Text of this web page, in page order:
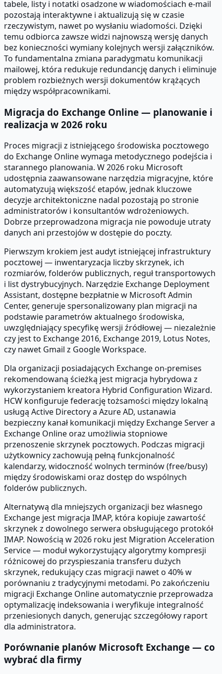
tabele, listy i notatki osadzone w wiadomościach e-mail
pozostają interaktywne i aktualizują się w czasie
rzeczywistym, nawet po wysłaniu wiadomości. Dzięki
temu odbiorca zawsze widzi najnowszą wersję danych
bez konieczności wymiany kolejnych wersji załączników.
To fundamentalna zmiana paradygmatu komunikacji
mailowej, która redukuje redundancję danych i eliminuje
problem rozbieżnych wersji dokumentów krążących
między współpracownikami.
Migracja do Exchange Online — planowanie i
realizacja w 2026 roku
Proces migracji z istniejącego środowiska pocztowego
do Exchange Online wymaga metodycznego podejścia i
starannego planowania. W 2026 roku Microsoft
udostępnia zaawansowane narzędzia migracyjne, które
automatyzują większość etapów, jednak kluczowe
decyzje architektoniczne nadal pozostają po stronie
administratorów i konsultantów wdrożeniowych.
Dobrze przeprowadzona migracja nie powoduje utraty
danych ani przestojów w dostępie do poczty.
Pierwszym krokiem jest audyt istniejącej infrastruktury
pocztowej — inwentaryzacja liczby skrzynek, ich
rozmiarów, folderów publicznych, reguł transportowych
i list dystrybucyjnych. Narzędzie Exchange Deployment
Assistant, dostępne bezpłatnie w Microsoft Admin
Center, generuje spersonalizowany plan migracji na
podstawie parametrów aktualnego środowiska,
uwzględniający specyfikę wersji źródłowej — niezależnie
czy jest to Exchange 2016, Exchange 2019, Lotus Notes,
czy nawet Gmail z Google Workspace.
Dla organizacji posiadających Exchange on-premises
rekomendowaną ścieżką jest migracja hybrydowa z
wykorzystaniem kreatora Hybrid Configuration Wizard.
HCW konfiguruje federację tożsamości między lokalną
usługą Active Directory a Azure AD, ustanawia
bezpieczny kanał komunikacji między Exchange Server a
Exchange Online oraz umożliwia stopniowe
przenoszenie skrzynek pocztowych. Podczas migracji
użytkownicy zachowują pełną funkcjonalność
kalendarzy, widoczność wolnych terminów (free/busy)
między środowiskami oraz dostęp do wspólnych
folderów publicznych.
Alternatywą dla mniejszych organizacji bez własnego
Exchange jest migracja IMAP, która kopiuje zawartość
skrzynek z dowolnego serwera obsługującego protokół
IMAP. Nowością w 2026 roku jest Migration Acceleration
Service — moduł wykorzystujący algorytmy kompresji
różnicowej do przyspieszania transferu dużych
skrzynek, redukujący czas migracji nawet o 40% w
porównaniu z tradycyjnymi metodami. Po zakończeniu
migracji Exchange Online automatycznie przeprowadza
optymalizację indeksowania i weryfikuje integralność
przeniesionych danych, generując szczegółowy raport
dla administratora.
Porównanie planów Microsoft Exchange — co
wybrać dla firmy